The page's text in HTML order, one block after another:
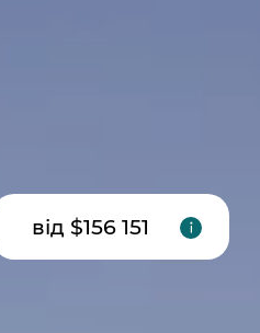
від $156 151